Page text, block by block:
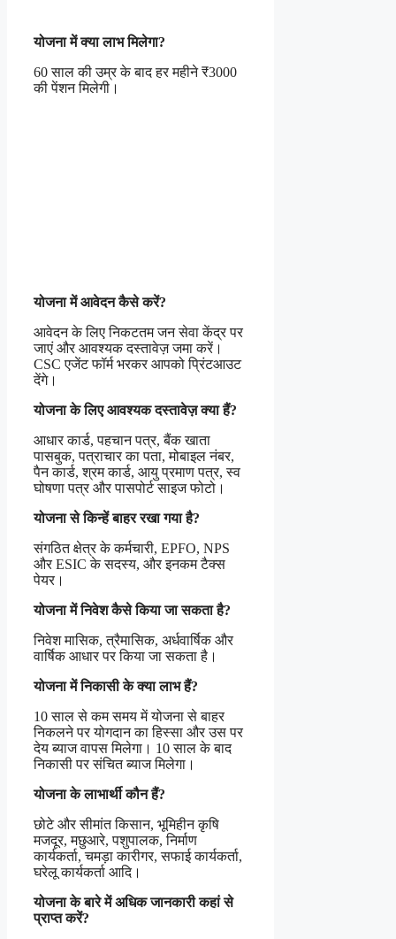
योजना में क्या लाभ मिलेगा?
60 साल की उम्र के बाद हर महीने ₹3000
की पेंशन मिलेगी।
योजना में आवेदन कैसे करें?
आवेदन के लिए निकटतम जन सेवा केंद्र पर
जाएं और आवश्यक दस्तावेज़ जमा करें।
CSC एजेंट फॉर्म भरकर आपको प्रिंटआउट
देंगे।
योजना के लिए आवश्यक दस्तावेज़ क्या हैं?
आधार कार्ड, पहचान पत्र, बैंक खाता
पासबुक, पत्राचार का पता, मोबाइल नंबर,
पैन कार्ड, श्रम कार्ड, आयु प्रमाण पत्र, स्व
घोषणा पत्र और पासपोर्ट साइज फोटो।
योजना से किन्हें बाहर रखा गया है?
संगठित क्षेत्र के कर्मचारी, EPFO, NPS
और ESIC के सदस्य, और इनकम टैक्स
पेयर।
योजना में निवेश कैसे किया जा सकता है?
निवेश मासिक, त्रैमासिक, अर्धवार्षिक और
वार्षिक आधार पर किया जा सकता है।
योजना में निकासी के क्या लाभ हैं?
10 साल से कम समय में योजना से बाहर
निकलने पर योगदान का हिस्सा और उस पर
देय ब्याज वापस मिलेगा। 10 साल के बाद
निकासी पर संचित ब्याज मिलेगा।
योजना के लाभार्थी कौन हैं?
छोटे और सीमांत किसान, भूमिहीन कृषि
मजदूर, मछुआरे, पशुपालक, निर्माण
कार्यकर्ता, चमड़ा कारीगर, सफाई कार्यकर्ता,
घरेलू कार्यकर्ता आदि।
योजना के बारे में अधिक जानकारी कहां से
प्राप्त करें?